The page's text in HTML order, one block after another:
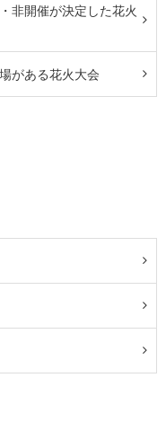
非開催が決定した花火
がある花火大会